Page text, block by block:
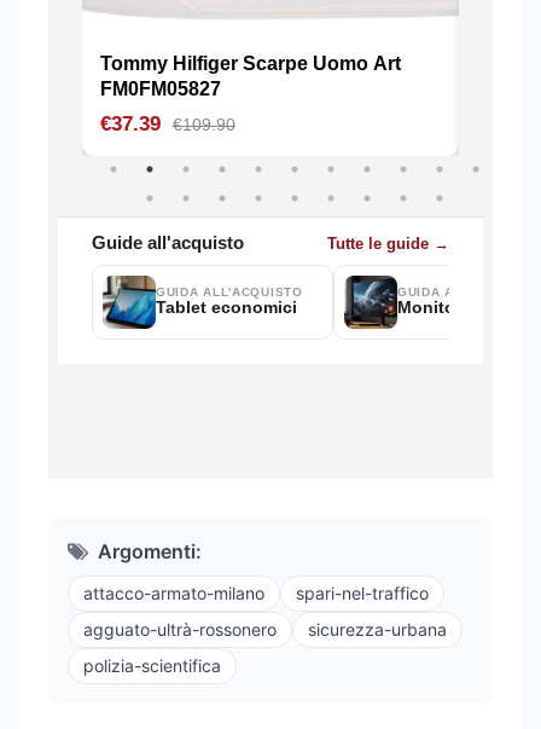
Argomenti:
attacco-armato-milano
spari-nel-traffico
agguato-ultrà-rossonero
sicurezza-urbana
polizia-scientifica